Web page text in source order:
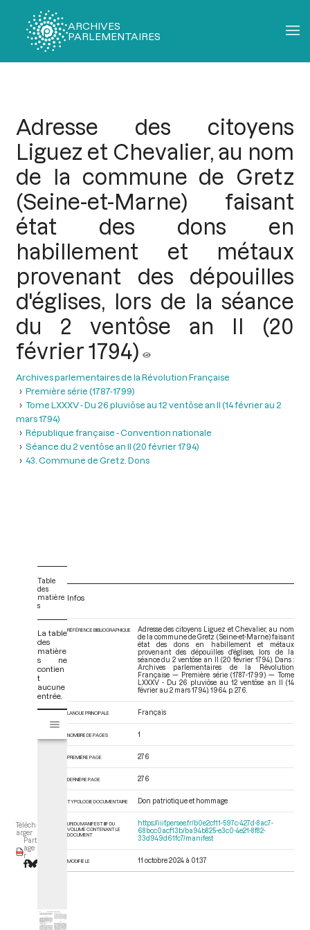
ARCHIVES
PARLEMENTAIRES
Adresse des citoyens
Liguez et Chevalier, au nom
de la commune de Gretz
(Seine-et-Marne) faisant
état des dons en
habillement et métaux
provenant des dépouilles
d'églises, lors de la séance
du 2 ventôse an II (20
février 1794)
Archives parlementaires de la Révolution Française
Première série (1787-1799)
Tome LXXXV - Du 26 pluviôse au 12 ventôse an II (14 février au 2
mars 1794)
République française - Convention nationale
Séance du 2 ventôse an II (20 février 1794)
43. Commune de Gretz. Dons
Téléch
arger
Part
age
r
Table
des
matière
s
La table
des
matière
s ne
contien
t
aucune
entrée.
s
M
d
o
Tome LXXXV - Du 26 pluviôse au 12 ventôse an II (14 février au 2 mars
Infos
RÉFÉRENCE BIBLIOGRAPHIQUE
Adresse des citoyens Liguez et Chevalier, au nom
de la commune de Gretz (Seine-et-Marne) faisant
état des dons en habillement et métaux
provenant des dépouilles d'églises, lors de la
séance du 2 ventôse an II (20 février 1794). Dans :
Archives parlementaires de la Révolution
Française — Première série (1787-1799) — Tome
LXXXV - Du 26 pluviôse au 12 ventôse an II (14
février au 2 mars 1794). 1964. p. 276.
LANGUE PRINCIPALE Français
NOMBRE DE PAGES 1
PREMIÈRE PAGE 276
DERNIÈRE PAGE 276
TYPOLOGIE DOCUMENTAIRE Don patriotique et hommage
URI DU MANIFEST IIIF DU
VOLUME CONTENANT LE
DOCUMENT
https://iiif.persee.fr/b0e2cf11-597c-427d-8ac7-
68bcc0acf13b/ba94b825-e3c0-4e21-8f82-
33d949d61fc7/manifest
MODIFIÉ LE 11 octobre 2024 à 01:37